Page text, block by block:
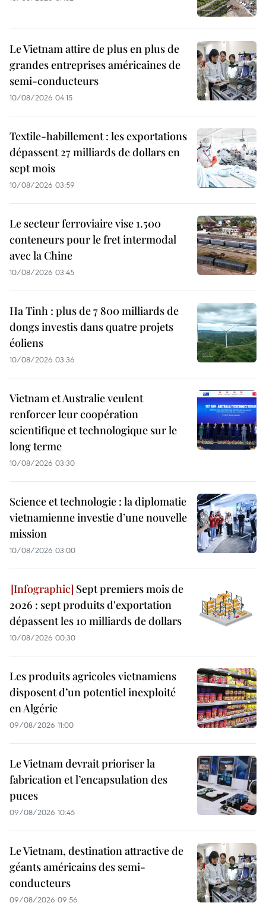
Le Vietnam attire de plus en plus de
grandes entreprises américaines de
semi-conducteurs
10/08/2026 04:15
Textile-habillement : les exportations
dépassent 27 milliards de dollars en
sept mois
10/08/2026 03:59
Le secteur ferroviaire vise 1.500
conteneurs pour le fret intermodal
avec la Chine
10/08/2026 03:45
Ha Tinh : plus de 7 800 milliards de
dongs investis dans quatre projets
éoliens
10/08/2026 03:36
Vietnam et Australie veulent
renforcer leur coopération
scientifique et technologique sur le
long terme
10/08/2026 03:30
Science et technologie : la diplomatie
vietnamienne investie d’une nouvelle
mission
10/08/2026 03:00
Sept premiers mois de
2026 : sept produits d'exportation
dépassent les 10 milliards de dollars
10/08/2026 00:30
Les produits agricoles vietnamiens
disposent d’un potentiel inexploité
en Algérie
09/08/2026 11:00
Le Vietnam devrait prioriser la
fabrication et l’encapsulation des
puces
09/08/2026 10:45
Le Vietnam, destination attractive de
géants américains des semi-
conducteurs
09/08/2026 09:56